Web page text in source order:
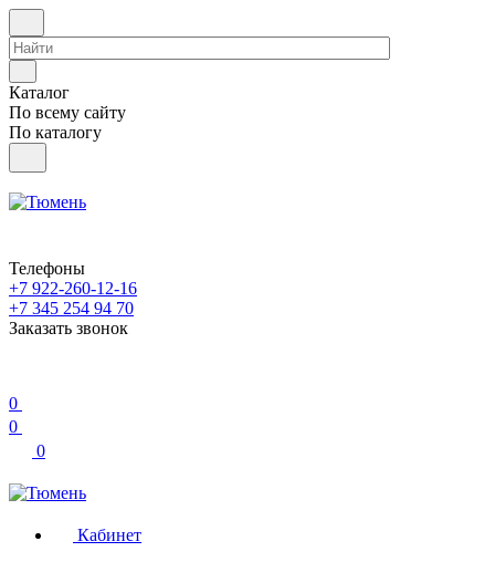
Каталог
По всему сайту
По каталогу
Телефоны
+7 922-260-12-16
+7 345 254 94 70
Заказать звонок
0
0
0
Кабинет